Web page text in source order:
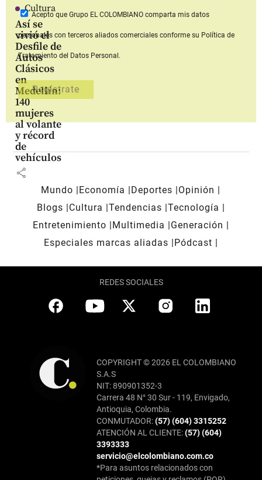
Cultura
Así se
vivió el
Desfile de
Autos
Clásicos
en
Medellín:
140
mujeres
al volante
y récord
de
vehículos
share
Acepto que Grupo EL COLOMBIANOcomparta mis datos
personales con terceros aliados comerciales conforme su Política de
Tratamiento del Datos Personal.
Mundo Economía Deportes
Opinión
Blogs
Cultura Tendencias Tecnología
Entretenimiento
Multimedia
Generación
Especiales marcas aliadas
Pódcast
REDES SOCIALES
COPYRIGHT © 2026 EL COLOMBIANO
S.A.S
NIT: 890901352-3
Carrera 48 N° 30 Sur - 119, Envigado,
Antioquia, Colombia.
CONMUTADOR:(57) (604) 3315252
ATENCIÓN AL CLIENTE:(57) (604)
3393333
servicio@elcolombiano.com.co
*Para asuntos relacionados con